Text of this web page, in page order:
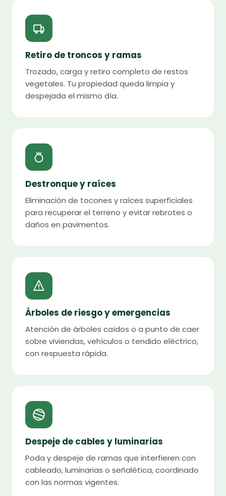
Retiro de troncos y ramas
Trozado, carga y retiro completo de restos
vegetales. Tu propiedad queda limpia y
despejada el mismo día.
Destronque y raíces
Eliminación de tocones y raíces superficiales
para recuperar el terreno y evitar rebrotes o
daños en pavimentos.
Árboles de riesgo y emergencias
Atención de árboles caídos o a punto de caer
sobre viviendas, vehículos o tendido eléctrico,
con respuesta rápida.
Despeje de cables y luminarias
Poda y despeje de ramas que interfieren con
cableado, luminarias o señalética, coordinado
con las normas vigentes.